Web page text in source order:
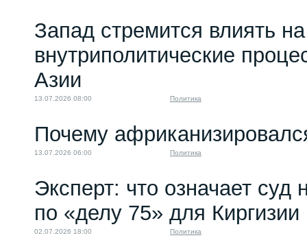
Запад стремится влиять на
внутриполитические
Азии
13.07.2026 08:00 Политика
Почему
13.07.2026 06:00 Политика
Эксперт: что означает
по «делу 75» для Киргизии
02.07.2026 18:00 Политика